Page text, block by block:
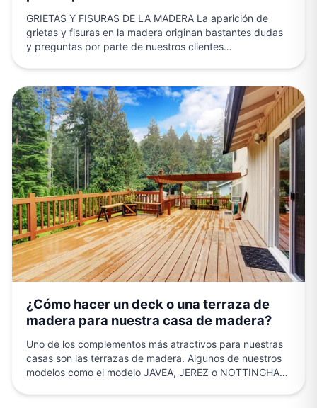
GRIETAS Y FISURAS DE LA MADERA La aparición de
grietas y fisuras en la madera originan bastantes dudas
y preguntas por parte de nuestros clientes…
¿Cómo hacer un deck o una terraza de
madera para nuestra casa de madera?
Uno de los complementos más atractivos para nuestras
casas son las terrazas de madera. Algunos de nuestros
modelos como el modelo JAVEA, JEREZ o NOTTINGHAM,